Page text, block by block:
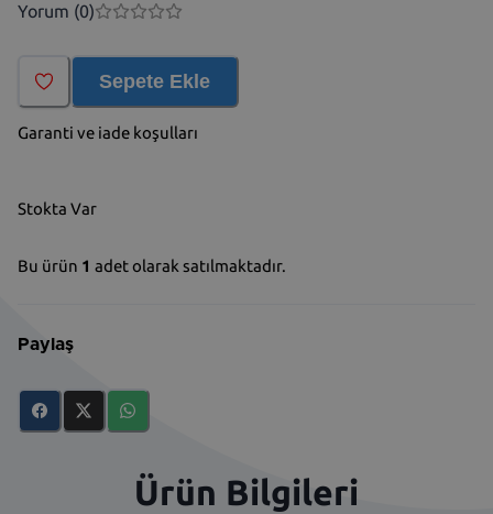
Yorum (0)
Sepete Ekle
Garanti ve iade koşulları
Stokta Var
Bu ürün 1 adet olarak satılmaktadır.
Paylaş
Ürün Bilgileri